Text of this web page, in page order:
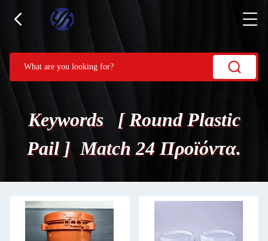
Keywords [ Round Plastic
Pail ] Match 24 Προϊόντα.